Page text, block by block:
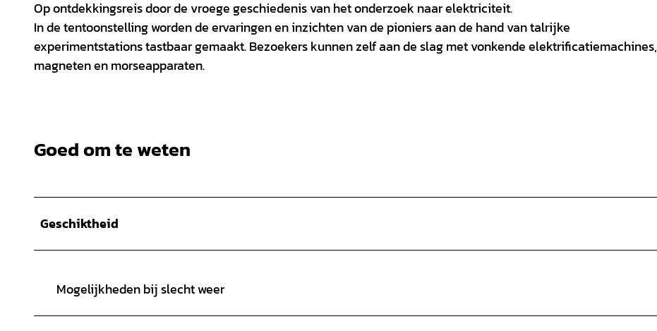
Op ontdekkingsreis door de vroege geschiedenis van het onderzoek naar elektriciteit.
In de tentoonstelling worden de ervaringen en inzichten van de pioniers aan de hand van talrijke
experimentstations tastbaar gemaakt. Bezoekers kunnen zelf aan de slag met vonkende elektrificatiemachines,
magneten en morseapparaten.
Goed om te weten
Geschiktheid
Mogelijkheden bij slecht weer